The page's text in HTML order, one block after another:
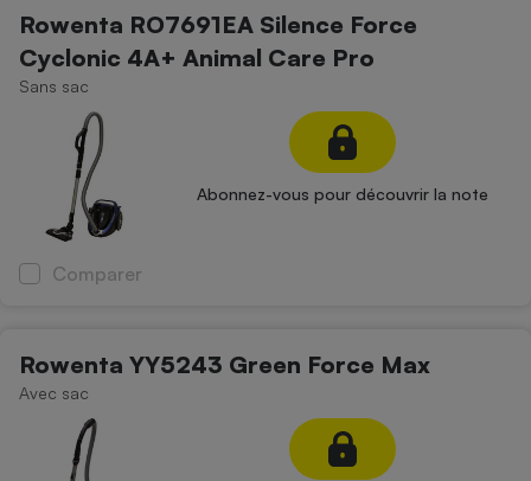
Rowenta RO7691EA Silence Force
Cyclonic 4A+ Animal Care Pro
Sans sac
Abonnez-vous pour découvrir la note
Comparer
Rowenta YY5243 Green Force Max
Avec sac